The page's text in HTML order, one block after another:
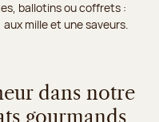
ballotins ou coffrets :
mille et une saveurs.
dans notre
gourmands